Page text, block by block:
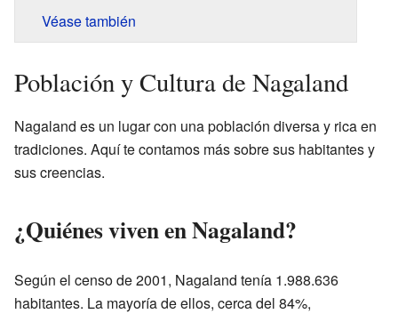
Véase también
Población y Cultura de Nagaland
Nagaland es un lugar con una población diversa y rica en
tradiciones. Aquí te contamos más sobre sus habitantes y
sus creencias.
¿Quiénes viven en Nagaland?
Según el censo de 2001, Nagaland tenía 1.988.636
habitantes. La mayoría de ellos, cerca del 84%,